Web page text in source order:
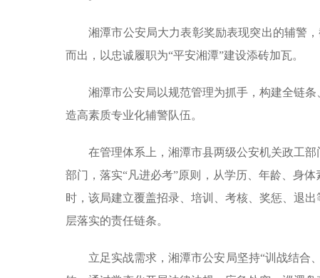
湘潭市公安局大力表彰奖励表现突出的辅警
而出，以忠诚履职为“平安湘潭”建设添砖加瓦。
湘潭市公安局以规范管理为抓手，构建全链
造高素质专业化辅警队伍。
在管理体系上，湘潭市县两级公安机关政工
部门，落实“凡进必考”原则，从学历、年龄、身
时，该局建立覆盖招录、培训、考核、奖惩、退
层落实的责任链条。
立足实战需求，湘潭市公安局坚持“训战结合